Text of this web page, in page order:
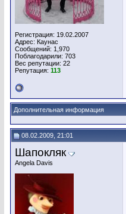
Регистрация: 19.02.2007
Адрес: Каунас
Сообщений: 1,970
Поблагодарили: 703
Вес репутации: 22
Репутация: 113
Дополнительная информация
08.02.2009, 21:01
Шапокляк
Angela Davis